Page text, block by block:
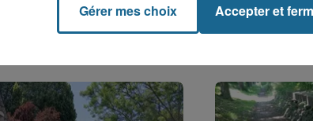
Gérer mes choix Accepter et